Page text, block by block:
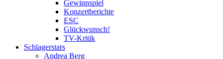
Gewinnspiel
Konzertberichte
ESC
Glückwunsch!
TV-Kritik
Schlagerstars
Andrea Berg